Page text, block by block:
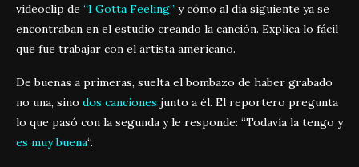
videoclip de “I Gotta Feeling” y cómo al día siguiente ya se
encontraban en el estudio creando la canción. Explica lo fácil
que fue trabajar con el artista americano.
De buenas a primeras, suelta el bombazo de haber grabado
no una, sino dos canciones junto a él. El reportero pregunta
lo que pasó con la segunda y le responde: “Todavía la tengo y
es muy buena“.